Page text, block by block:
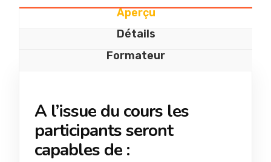
Aperçu
Détails
Formateur
A l’issue du cours les
participants seront
capables de :